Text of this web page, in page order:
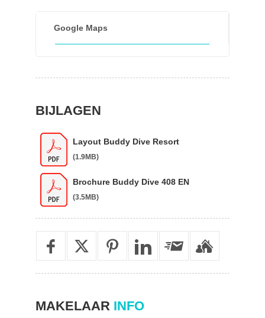
Google Maps
BIJLAGEN
Layout Buddy Dive Resort
(1.9MB)
Brochure Buddy Dive 408 EN
(3.5MB)
MAKELAAR INFO